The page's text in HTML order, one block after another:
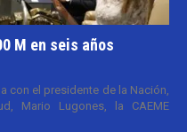
M en seis años
con el presidente de la Nación,
Mario Lugones, la CAEME